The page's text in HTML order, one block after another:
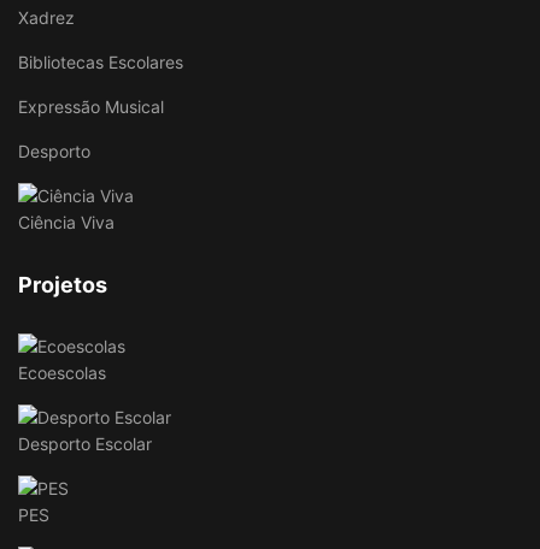
Xadrez
Bibliotecas Escolares
Expressão Musical
Desporto
Ciência Viva
Projetos
Ecoescolas
Desporto Escolar
PES